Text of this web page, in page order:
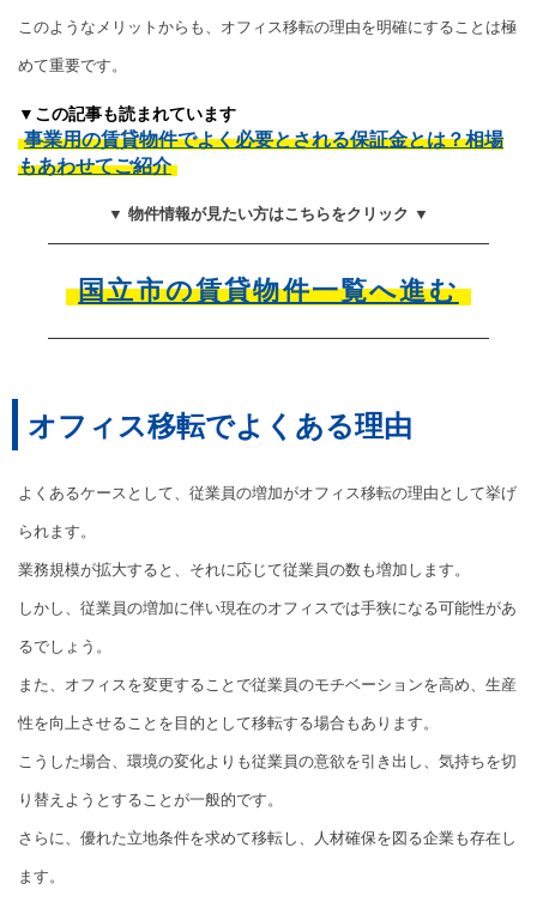
このようなメリットからも、オフィス移転の理由を明確にすることは極
めて重要です。
▼この記事も読まれています
事業用の賃貸物件でよく必要とされる保証金とは？相場
もあわせてご紹介
▼ 物件情報が見たい方はこちらをクリック ▼
国立市の賃貸物件一覧へ進む
オフィス移転でよくある理由
よくあるケースとして、従業員の増加がオフィス移転の理由として挙げ
られます。
業務規模が拡大すると、それに応じて従業員の数も増加します。
しかし、従業員の増加に伴い現在のオフィスでは手狭になる可能性があ
るでしょう。
また、オフィスを変更することで従業員のモチベーションを高め、生産
性を向上させることを目的として移転する場合もあります。
こうした場合、環境の変化よりも従業員の意欲を引き出し、気持ちを切
り替えようとすることが一般的です。
さらに、優れた立地条件を求めて移転し、人材確保を図る企業も存在し
ます。